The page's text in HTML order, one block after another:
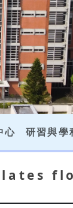
心 研習與學